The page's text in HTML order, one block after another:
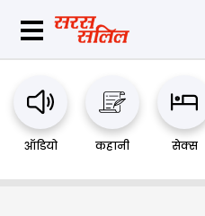
ऑडियो कहानी सेक्स